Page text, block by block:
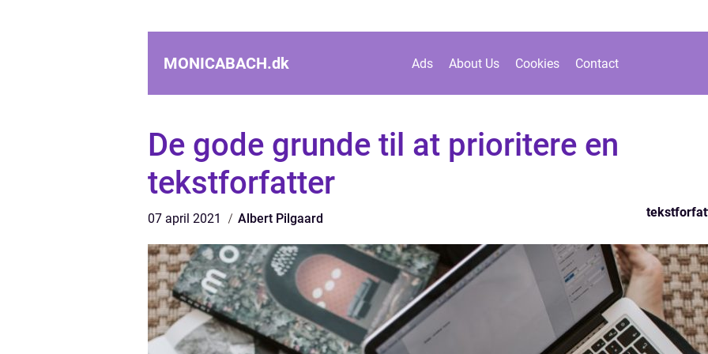
MONICABACH.dk Ads About Us Cookies Contact
De gode grunde til at prioritere en
tekstforfatter
07 april 2021 Albert Pilgaard